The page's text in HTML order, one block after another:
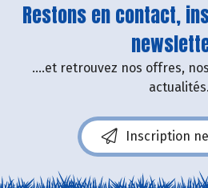
Restons en contact,
....et retrouvez nos offres,
actualités.
Inscription